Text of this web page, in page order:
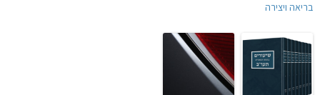
בריאה ויצירה